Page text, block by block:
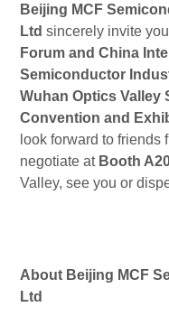
Beijing MCF
Ltd sincerely invite
Forum and China
Semiconductor
Wuhan Optics Valley
Convention and
look forward to friends
negotiate at Booth
Valley, see you or
About Beijing MCF
Ltd